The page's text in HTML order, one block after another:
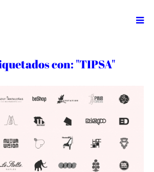
con: "TIPSA"